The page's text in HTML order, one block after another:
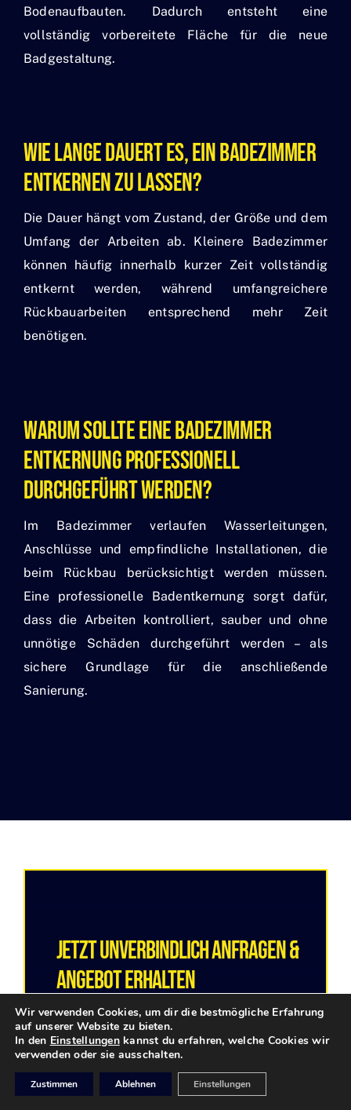
Bodenaufbauten. Dadurch entsteht eine
vollständig vorbereitete Fläche für die neue
Badgestaltung.
Wie Lange Dauert Es, Ein Badezimmer
Entkernen Zu Lassen?
Die Dauer hängt vom Zustand, der Größe und dem
Umfang der Arbeiten ab. Kleinere Badezimmer
können häufig innerhalb kurzer Zeit vollständig
entkernt werden, während umfangreichere
Rückbauarbeiten entsprechend mehr Zeit
benötigen.
Warum Sollte Eine Badezimmer
Entkernung Professionell
Durchgeführt Werden?
Im Badezimmer verlaufen Wasserleitungen,
Anschlüsse und empfindliche Installationen, die
beim Rückbau berücksichtigt werden müssen.
Eine professionelle Badentkernung sorgt dafür,
dass die Arbeiten kontrolliert, sauber und ohne
unnötige Schäden durchgeführt werden – als
sichere Grundlage für die anschließende
Sanierung.
Jetzt Unverbindlich Anfragen &
Angebot Erhalten
ANGEBOT ANFORDERN
Wir verwenden Cookies, um dir die bestmögliche Erfahrung
auf unserer Website zu bieten.
In den Einstellungenkannst du erfahren, welche Cookies wir
verwenden oder sie ausschalten.
Zustimmen Ablehnen Einstellungen